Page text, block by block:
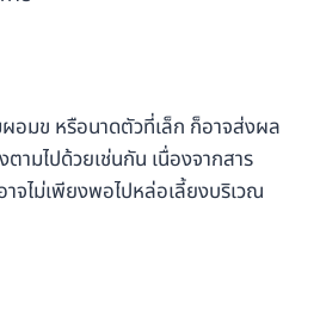
อมข หรือนาดตัวที่เล็ก ก็อาจส่งผล
ามไปด้วยเช่นกัน เนื่องจากสาร
จไม่เพียงพอไปหล่อเลี้ยงบริเวณ